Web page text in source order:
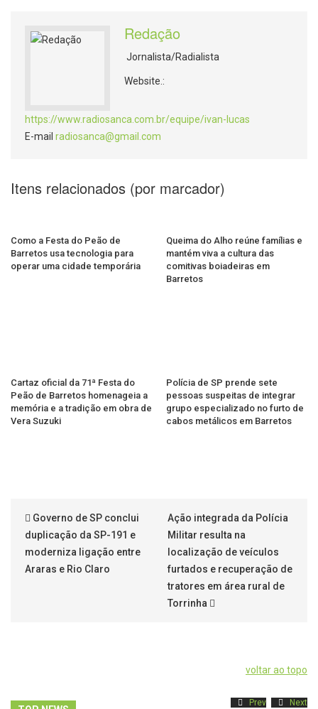
Redação
Jornalista/Radialista
Website.:
https://www.radiosanca.com.br/equipe/ivan-lucas
E-mail radiosanca@gmail.com
Itens relacionados (por marcador)
Como a Festa do Peão de
Barretos usa tecnologia para
operar uma cidade temporária
Queima do Alho reúne famílias e
mantém viva a cultura das
comitivas boiadeiras em
Barretos
Cartaz oficial da 71ª Festa do
Peão de Barretos homenageia a
memória e a tradição em obra de
Vera Suzuki
Polícia de SP prende sete
pessoas suspeitas de integrar
grupo especializado no furto de
cabos metálicos em Barretos
Governo de SP conclui
duplicação da SP-191 e
moderniza ligação entre
Araras e Rio Claro
Ação integrada da Polícia
Militar resulta na
localização de veículos
furtados e recuperação de
tratores em área rural de
Torrinha
voltar ao topo
Prev Next